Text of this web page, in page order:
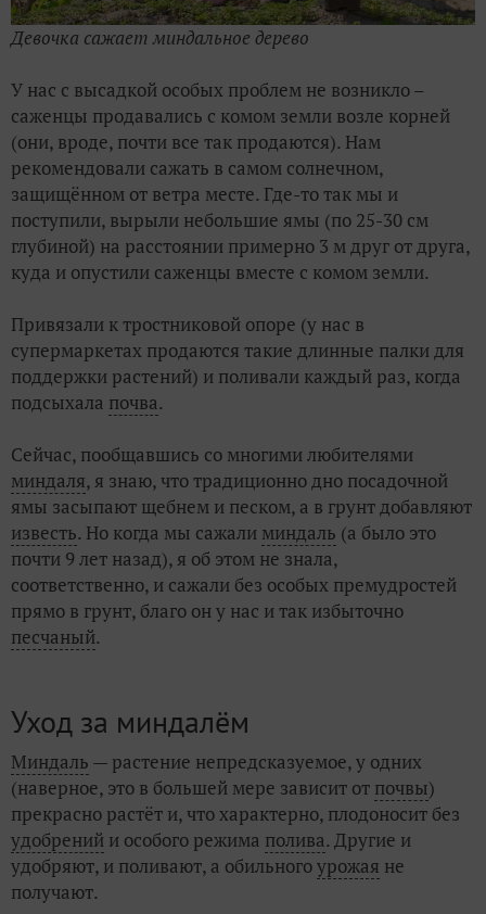
Девочка сажает миндальное дерево
У нас с высадкой особых проблем не возникло –
саженцы продавались с комом земли возле корней
(они, вроде, почти все так продаются). Нам
рекомендовали сажать в самом солнечном,
защищённом от ветра месте. Где-то так мы и
поступили, вырыли небольшие ямы (по 25-30 см
глубиной) на расстоянии примерно 3 м друг от друга,
куда и опустили саженцы вместе с комом земли.
Привязали к тростниковой опоре (у нас в
супермаркетах продаются такие длинные палки для
поддержки растений) и поливали каждый раз, когда
подсыхала почва.
Сейчас, пообщавшись со многими любителями
миндаля, я знаю, что традиционно дно посадочной
ямы засыпают щебнем и песком, а в грунт добавляют
известь. Но когда мы сажали миндаль (а было это
почти 9 лет назад), я об этом не знала,
соответственно, и сажали без особых премудростей
прямо в грунт, благо он у нас и так избыточно
песчаный.
Уход за миндалём
Миндаль — растение непредсказуемое, у одних
(наверное, это в большей мере зависит от почвы)
прекрасно растёт и, что характерно, плодоносит без
удобрений и особого режима полива. Другие и
удобряют, и поливают, а обильногоурожая не
получают.